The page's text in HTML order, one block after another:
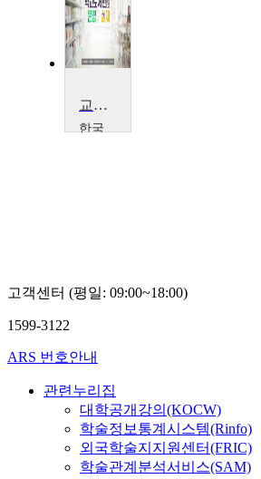
교수·학습활동 지원을 위한 학교도서관 운영의 실제
한국
술
고객센터 (평일: 09:00~18:00)
1599-3122
ARS 번호안내
관련누리집
대학공개강의(KOCW)
학술정보통계시스템(Rinfo)
외국학술지지원센터(FRIC)
학술관계분석서비스(SAM)